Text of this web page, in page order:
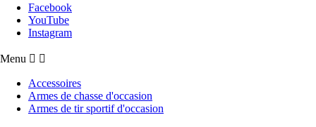
Facebook
YouTube
Instagram
Menu  
Accessoires
Armes de chasse d'occasion
Armes de tir sportif d'occasion